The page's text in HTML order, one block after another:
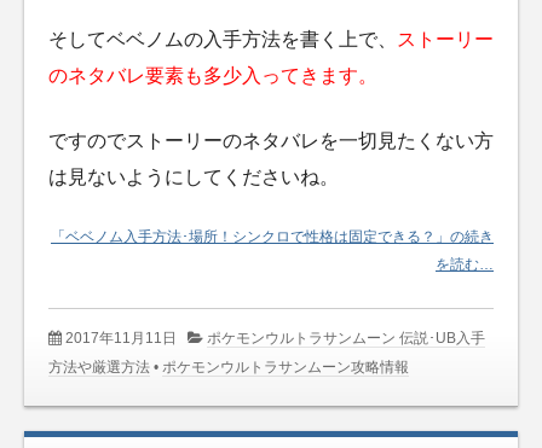
そしてベベノムの入手方法を書く上で、 ストーリー
のネタバレ要素も多少入ってきます。
ですのでストーリーのネタバレを一切見たくない方
は見ないようにしてくださいね。
「ベベノム入手方法･場所！シンクロで性格は固定できる？」の続き
を読む…
2017年11月11日
ポケモンウルトラサンムーン 伝説･UB入手
方法や厳選方法 • ポケモンウルトラサンムーン攻略情報